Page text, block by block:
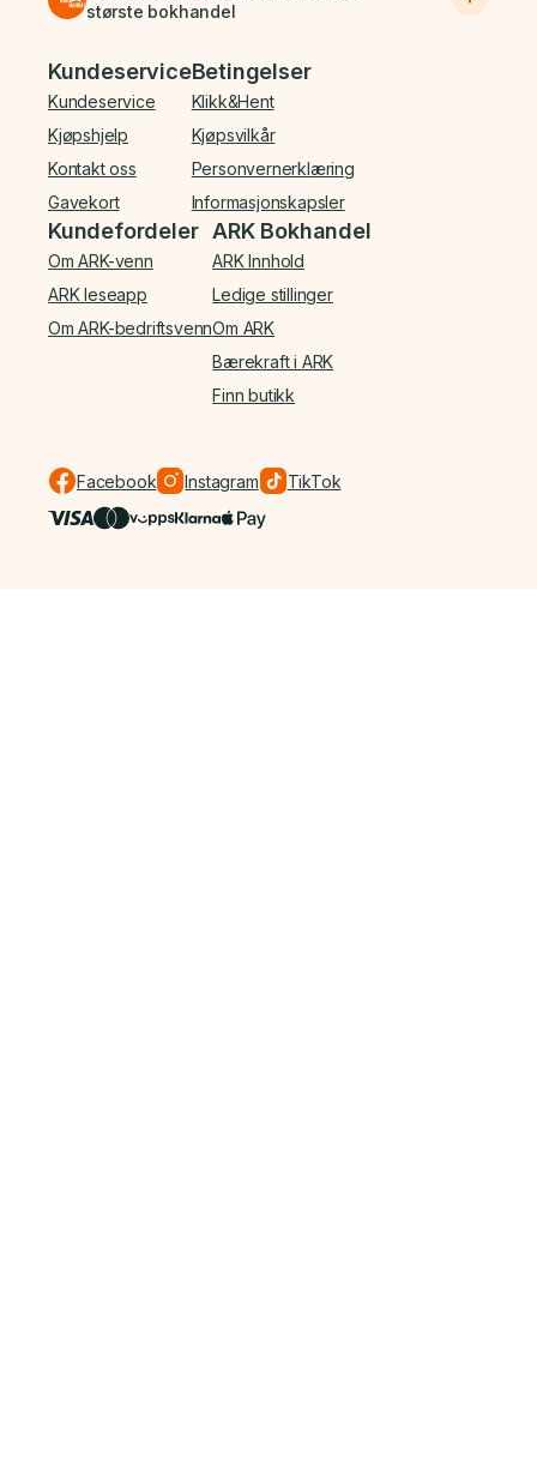
største bokhandel
Bunnmeny
Kundeservice
Kundeservice
Kjøpshjelp
Kontakt oss
Gavekort
Betingelser
Klikk&Hent
Kjøpsvilkår
Personvernerklæring
Informasjonskapsler
Kundefordeler
Om ARK-venn
ARK leseapp
Om ARK-bedriftsvenn
ARK Bokhandel
ARK Innhold
Ledige stillinger
Om ARK
Bærekraft i ARK
Finn butikk
Facebook Instagram TikTok